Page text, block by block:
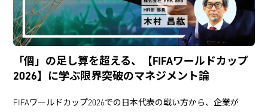
「個」の足し算を超える、【FIFAワールドカップ
2026】に学ぶ限界突破のマネジメント論
FIFAワールドカップ2026での日本代表の戦い方から、企業が